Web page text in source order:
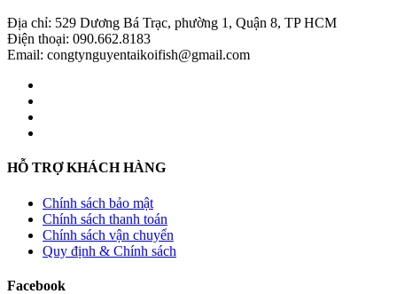
Địa chỉ: 529 Dương Bá Trạc, phường 1, Quận 8, TP HCM
Điện thoại: 090.662.8183
Email: congtynguyentaikoifish@gmail.com
HỖ TRỢ KHÁCH HÀNG
Chính sách bảo mật
Chính sách thanh toán
Chính sách vận chuyển
Quy định & Chính sách
Facebook